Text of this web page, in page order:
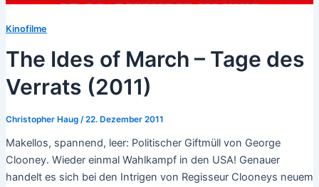
Kinofilme
The Ides of March – Tage des
Verrats (2011)
Christopher Haug /22. Dezember 2011
Makellos, spannend, leer: Politischer Giftmüll von George
Clooney. Wieder einmal Wahlkampf in den USA! Genauer
handelt es sich bei den Intrigen von Regisseur Clooneys neuem